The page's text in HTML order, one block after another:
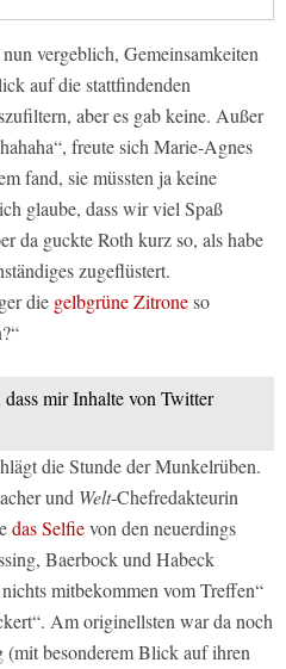
vergeblich, Gemeinsamkeiten
auf die stattfindenden
aber es gab keine. Außer
freute sich Marie-Agnes
fand, sie müssten ja keine
glaube, dass wir viel Spaß
da guckte Roth kurz so, als habe
zugeflüstert.
die gelbgrüne Zitroneso
mir Inhalte von Twitter
die Stunde der Munkelrüben.
und Welt-Chefredakteurin
das Selfievon den neuerdings
Baerbock und Habeck
mitbekommen vom Treffen“
Am originellsten war da noch
(mit besonderem Blick auf ihren